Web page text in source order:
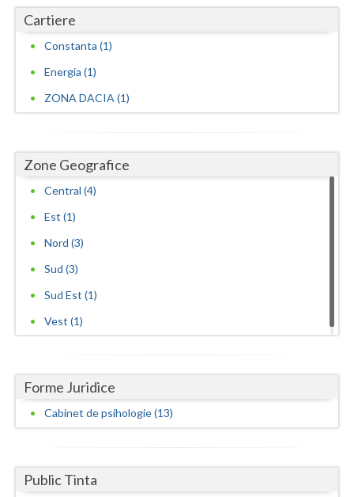
Cartiere
Constanta (1)
Energia (1)
ZONA DACIA (1)
Zone Geografice
Central (4)
Est (1)
Nord (3)
Sud (3)
Sud Est (1)
Vest (1)
Forme Juridice
Cabinet de psihologie (13)
Public Tinta